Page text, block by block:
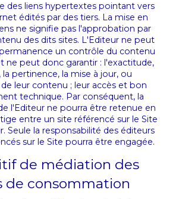
des liens hypertextes pointant vers
édités par des tiers. La mise en
ne signifie pas l'approbation par
des dits sites. L'Editeur ne peut
un contrôle du contenu
ne peut donc garantir : l'exactitude,
la pertinence, la mise à jour, ou
leur contenu ; leur accès et bon
technique. Par conséquent, la
l'Editeur ne pourra être retenue en
entre un site référencé sur le Site
Seule la responsabilité des éditeurs
sur le Site pourra être engagée.
de médiation des
de consommation